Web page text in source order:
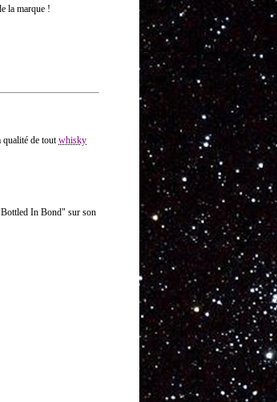
la marque !
qualité de toutwhisky
In Bond" sur son